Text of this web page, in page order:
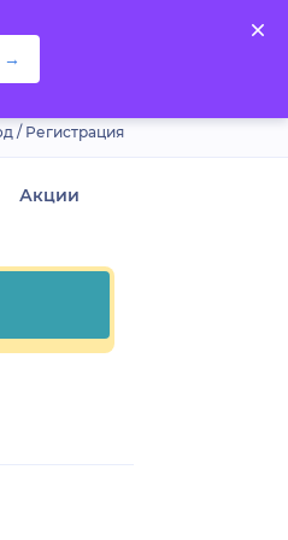
→
/ Регистрация
Акции